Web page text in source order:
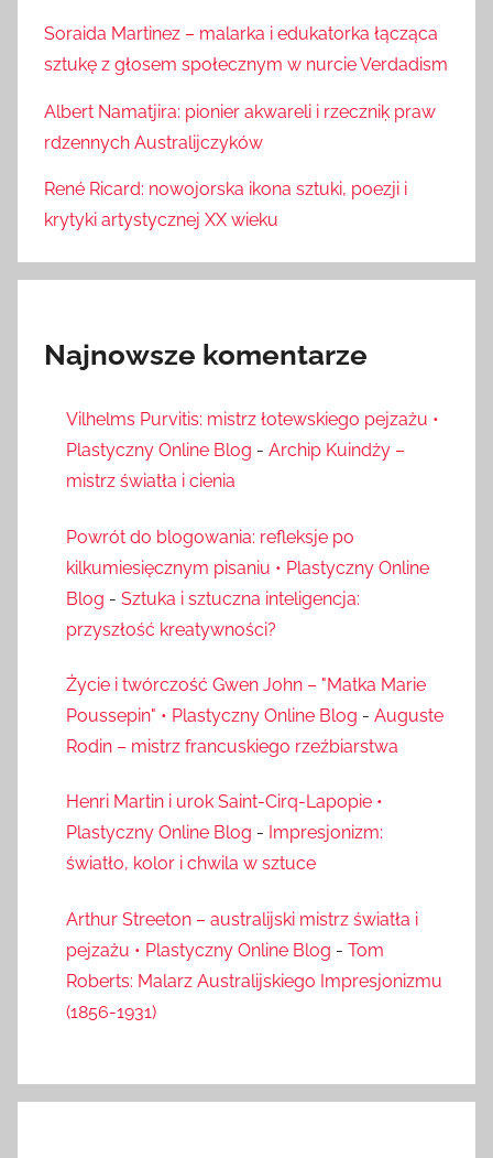
Soraida Martinez – malarka i edukatorka łącząca
sztukę z głosem społecznym w nurcie Verdadism
Albert Namatjira: pionier akwareli i rzeczniķ praw
rdzennych Australijczyków
René Ricard: nowojorska ikona sztuki, poezji i
krytyki artystycznej XX wieku
Najnowsze komentarze
Vilhelms Purvitis: mistrz łotewskiego pejzażu •
Plastyczny Online Blog - Archip Kuindży –
mistrz światła i cienia
Powrót do blogowania: refleksje po
kilkumiesięcznym pisaniu • Plastyczny Online
Blog - Sztuka i sztuczna inteligencja:
przyszłość kreatywności?
Życie i twórczość Gwen John – "Matka Marie
Poussepin" • Plastyczny Online Blog - Auguste
Rodin – mistrz francuskiego rzeźbiarstwa
Henri Martin i urok Saint-Cirq-Lapopie •
Plastyczny Online Blog - Impresjonizm:
światło, kolor i chwila w sztuce
Arthur Streeton – australijski mistrz światła i
pejzażu • Plastyczny Online Blog - Tom
Roberts: Malarz Australijskiego Impresjonizmu
(1856-1931)